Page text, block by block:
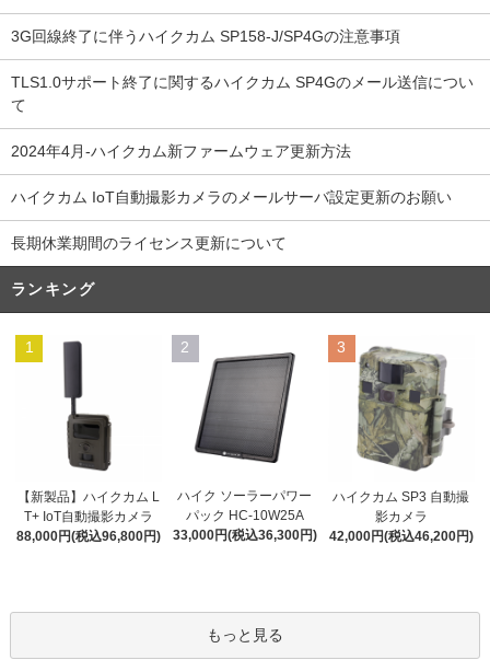
3G回線終了に伴うハイクカム SP158-J/SP4Gの注意事項
TLS1.0サポート終了に関するハイクカム SP4Gのメール送信につい
て
2024年4月-ハイクカム新ファームウェア更新方法
ハイクカム IoT自動撮影カメラのメールサーバ設定更新のお願い
長期休業期間のライセンス更新について
ランキング
1
【新製品】ハイクカム L
T+ IoT自動撮影カメラ
88,000円(税込96,800円)
2
ハイク ソーラーパワー
パック HC-10W25A
33,000円(税込36,300円)
3
ハイクカム SP3 自動撮
影カメラ
42,000円(税込46,200円)
もっと見る